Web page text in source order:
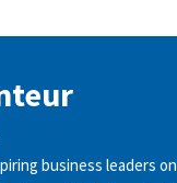
business leaders